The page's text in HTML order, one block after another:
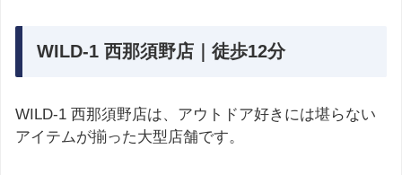
WILD-1 西那須野店｜徒歩12分
WILD-1 西那須野店は、アウトドア好きには堪らない
アイテムが揃った大型店舗です。